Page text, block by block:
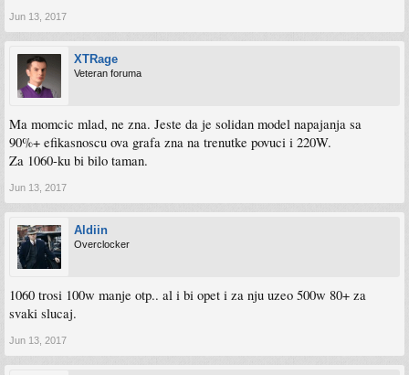
Jun 13, 2017
XTRage
Veteran foruma
Ma momcic mlad, ne zna. Jeste da je solidan model napajanja sa
90%+ efikasnoscu ova grafa zna na trenutke povuci i 220W.
Za 1060-ku bi bilo taman.
Jun 13, 2017
Aldiin
Overclocker
1060 trosi 100w manje otp.. al i bi opet i za nju uzeo 500w 80+ za
svaki slucaj.
Jun 13, 2017